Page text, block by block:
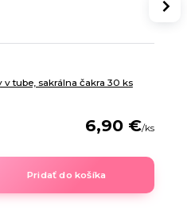
v tube, sakrálna čakra 30 ks
6,90 €/ks
Pridať do košíka